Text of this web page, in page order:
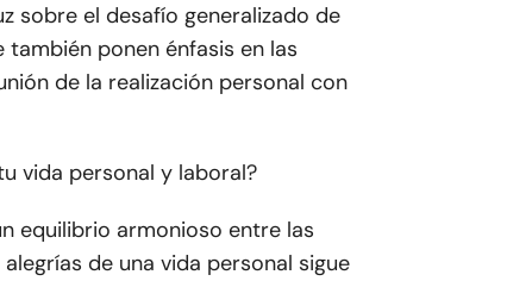
sobre el desafío generalizado de
ponen énfasis en las
de la realización personal con
vida personal y laboral?
equilibrio armonioso entre las
de una vida personal sigue